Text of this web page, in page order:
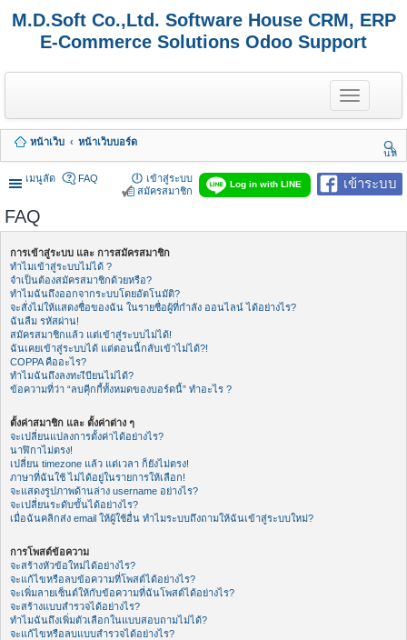
M.D.Soft Co.,Ltd. Software House CRM, ERP
E-Commerce Solutions Odoo Support
T
o
g
e
n
a
g
หน้าเว็บ
หน้าเว็บบอร์ด
นห
า
เมนูลัด
เข้าระบบ
Log in with LINE
FAQ
เข้าสู่ระบบ
สมัครสมาชิก
FAQ
การเข้าสู่ระบบ และ การสมัครสมาชิก
ทำไมเข้าสู่ระบบไม่ได้ ?
จำเป็นต้องสมัครสมาชิกด้วยหรือ?
ทำไมฉันถึงออกจากระบบโดยอัตโนมัติ?
จะสั่งไม่ให้แสดงชื่อของฉัน ในรายชื่อผู้ที่กำลัง ออนไลน์ ได้อย่างไร?
ฉันลืม รหัสผ่าน!
สมัครสมาชิกแล้ว แต่เข้าสู่ระบบไม่ได้!
ฉันเคยเข้าสู่ระบบได้ แต่ตอนนี้กลับเข้าไม่ได้?!
COPPA คืออะไร?
ทำไมฉันถึงลงทะเีบียนไม่ได้?
ข้อความที่ว่า “ลบคุีกกี้ทั้งหมดของบอร์ดนี้” ทำอะไร ?
ตั้งค่าสมาชิก และ ตั้งค่าต่าง ๆ
จะเปลี่ยนแปลงการตั้งค่าได้อย่างไร?
นาฬิกาไม่ตรง!
เปลี่ยน timezone แล้ว แต่เวลา ก็ยังไม่ตรง!
ภาษาที่ฉันใช้ ไม่ได้อยู่ในรายการให้เลือก!
จะแสดงรูปภาพด้านล่าง username อย่างไร?
จะเปลี่ยนระดับขั้นได้อย่างไร?
เมื่อฉันคลิกส่ง email ให้ผู้ใช้อื่น ทำไมระบบถึงถามให้ฉันเข้าสู่ระบบใหม่?
การโพสต์ข้อความ
จะสร้างหัวข้อใหม่ได้อย่างไร?
จะแก้ไขหรือลบข้อความที่โพสต์ได้อย่างไร?
จะเพิ่มลายเซ็นต์ให้กับข้อความที่ฉันโพสต์ได้อย่างไร?
จะสร้างแบบสำรวจได้อย่างไร?
ทำไมฉันถึงเพิ่มตัวเลือกในแบบสอบถามไม่ได้?
จะแก้ไขหรือลบแบบสำรวจได้อย่างไร?